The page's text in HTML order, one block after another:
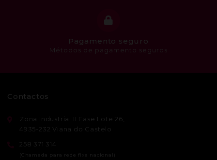
Pagamento seguro
Métodos de pagamento seguros
Contactos
Zona Industrial II Fase Lote 26,
4935-232 Viana do Castelo
258 371 314